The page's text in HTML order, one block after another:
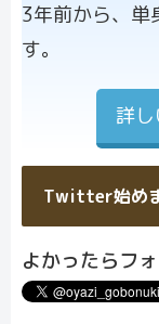
3年前から、単
す。
詳
Twitter始め
よかったらフ